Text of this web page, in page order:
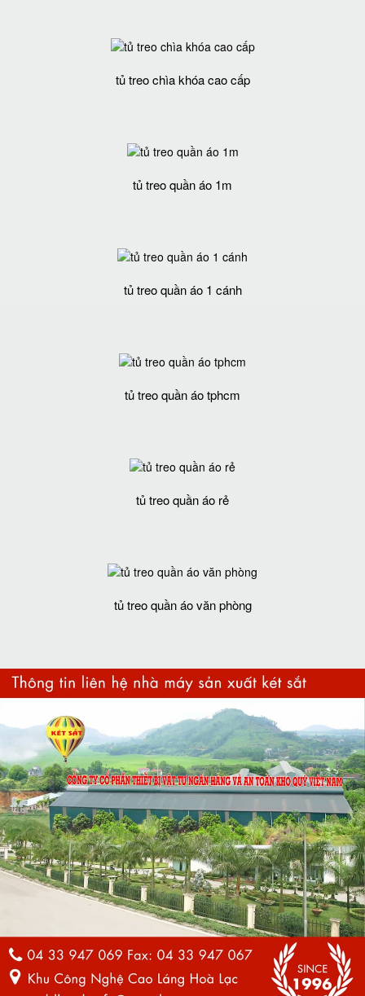
tủ treo chìa khóa cao cấp
tủ treo quần áo 1m
tủ treo quần áo 1 cánh
tủ treo quần áo tphcm
tủ treo quần áo rẻ
tủ treo quần áo văn phòng